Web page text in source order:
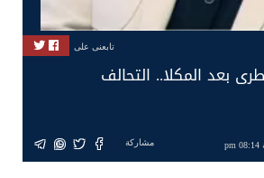
تابعنى على
بعد المكلا.. التحالف
مشاركة